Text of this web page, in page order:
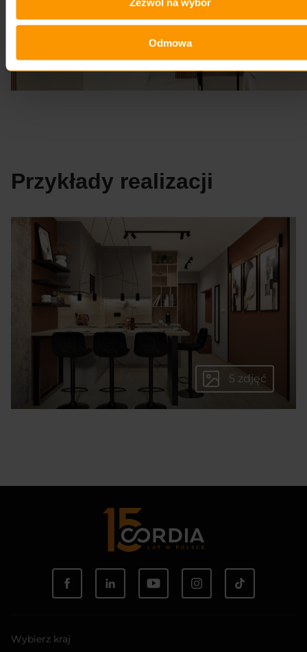
Odmowa
Przykłady realizacji
5 zdjęć
Wybierz kraj